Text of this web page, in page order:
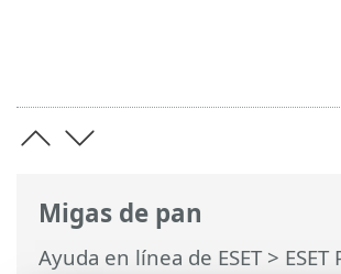
Migas de pan
Ayuda en línea de ESET> ESET